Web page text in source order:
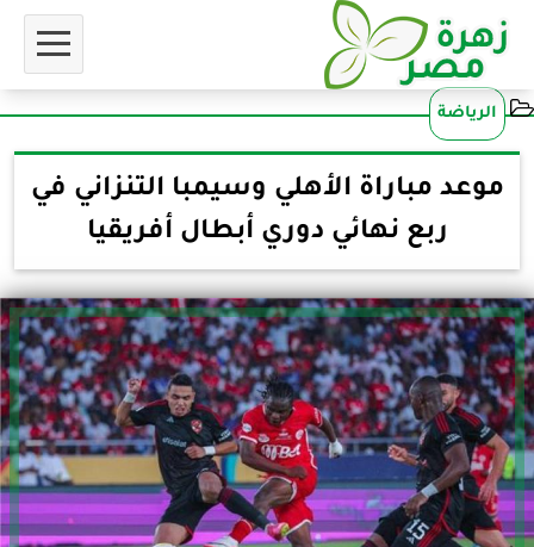
الرياضة
موعد مباراة الأهلي وسيمبا التنزاني في
ربع نهائي دوري أبطال أفريقيا